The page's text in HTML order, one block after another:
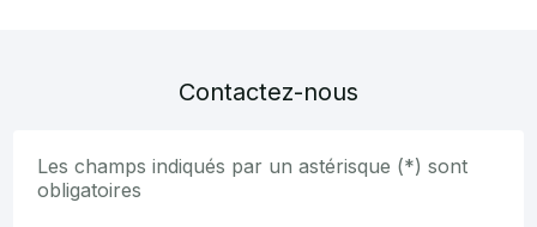
Contactez-nous
Les champs indiqués par un astérisque (*) sont
obligatoires